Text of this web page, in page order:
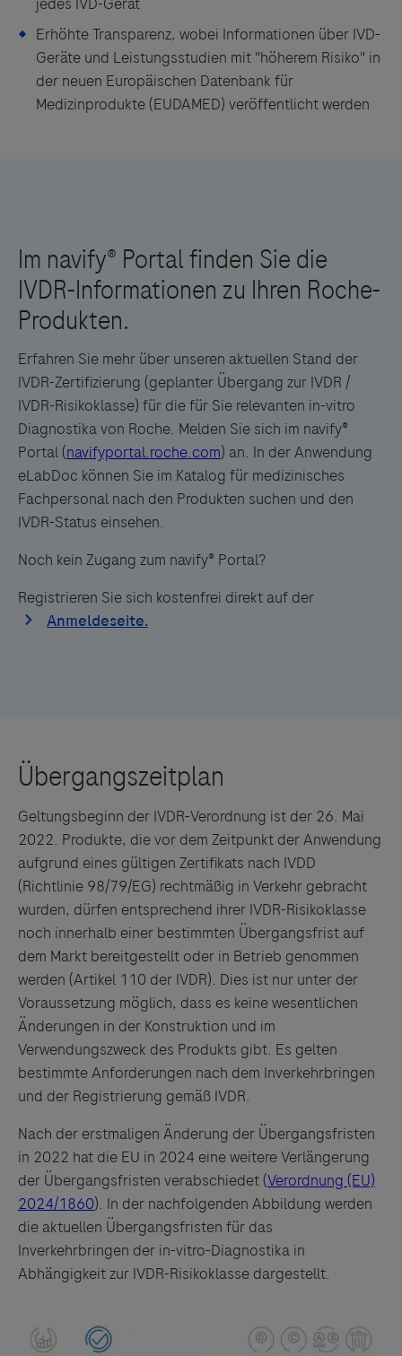
Erhöhte Transparenz, wobei Informationen über IVD-
Geräte und Leistungsstudien mit "höherem Risiko" in
der neuen Europäischen Datenbank für
Medizinprodukte (EUDAMED) veröffentlicht werden
Erfahren Sie mehr über unseren aktuellen Stand der
IVDR-Zertifizierung (geplanter Übergang zur IVDR /
IVDR-Risikoklasse) für die für Sie relevanten in-vitro
Diagnostika von Roche. Melden Sie sich im navify®
Portal(navifyportal.roche.com) an. In der Anwendung
eLabDoc können Sie im Katalog für medizinisches
Fachpersonal nach den Produkten suchen und den
IVDR-Status einsehen.
Noch kein Zugang zum navify® Portal?
Registrieren Sie sich kostenfrei direkt auf der
Geltungsbeginn der IVDR-Verordnung ist der 26. Mai
2022. Produkte, die vor dem Zeitpunkt der Anwendung
aufgrund eines gültigen Zertifikats nach IVDD
(Richtlinie 98/79/EG) rechtmäßig in Verkehr gebracht
wurden, dürfen entsprechend ihrer IVDR-Risikoklasse
noch innerhalb einer bestimmten Übergangsfrist auf
dem Markt bereitgestellt oder in Betrieb genommen
werden (Artikel 110 der IVDR). Dies ist nur unter der
Voraussetzung möglich, dass es keine wesentlichen
Änderungen in der Konstruktion und im
Verwendungszweck des Produkts gibt. Es gelten
bestimmte Anforderungen nach dem Inverkehrbringen
und der Registrierung gemäß IVDR.
Nach der erstmaligen Änderung der Übergangsfristen
in 2022 hat die EU in 2024 eine weitere Verlängerung
der Übergangsfristen verabschiedet (Verordnung (EU)
2024/1860). In der nachfolgenden Abbildung werden
die aktuellen Übergangsfristen für das
Inverkehrbringen der in-vitro-Diagnostika in
Abhängigkeit zur IVDR-Risikoklasse dargestellt.